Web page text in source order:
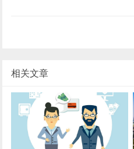
相关文章